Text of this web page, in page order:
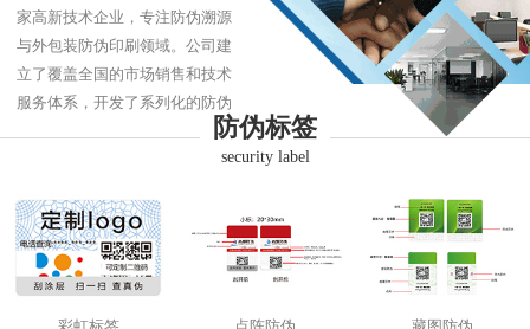
家高新技术企业，专注防伪溯源
与外包装防伪印刷领域。公司建
立了覆盖全国的市场销售和技术
服务体系，开发了系列化的防伪
产品，以难仿制、易识别、优成
本的技术，经受住了市场的严酷
防伪标签
security label